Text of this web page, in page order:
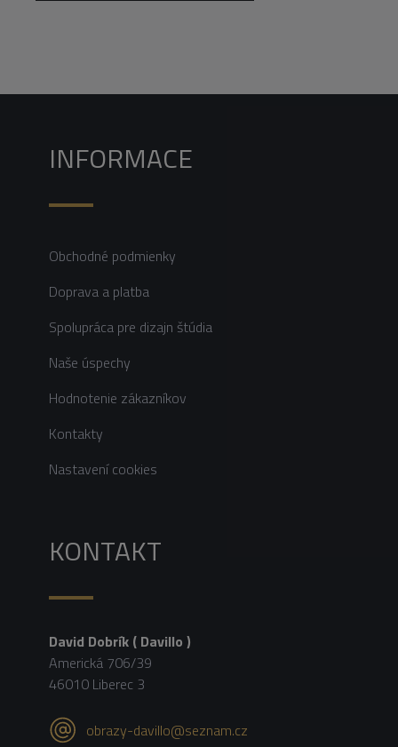
INFORMACE
Obchodné podmienky
Doprava a platba
Spolupráca pre dizajn štúdia
Naše úspechy
Hodnotenie zákazníkov
Kontakty
Nastavení cookies
KONTAKT
David Dobrík ( Davillo )
Americká 706/39
46010 Liberec 3
obrazy-davillo@seznam.cz